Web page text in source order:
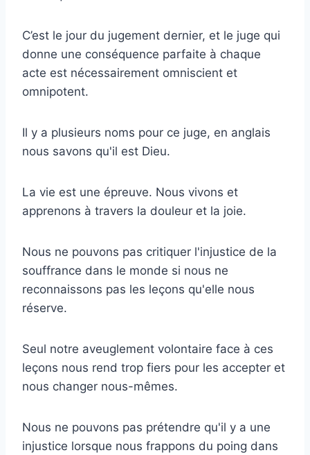
C’est le jour du jugement dernier, et le juge qui
donne une conséquence parfaite à chaque
acte est nécessairement omniscient et
omnipotent.
Il y a plusieurs noms pour ce juge, en anglais
nous savons qu'il est Dieu.
La vie est une épreuve. Nous vivons et
apprenons à travers la douleur et la joie.
Nous ne pouvons pas critiquer l'injustice de la
souffrance dans le monde si nous ne
reconnaissons pas les leçons qu'elle nous
réserve.
Seul notre aveuglement volontaire face à ces
leçons nous rend trop fiers pour les accepter et
nous changer nous-mêmes.
Nous ne pouvons pas prétendre qu'il y a une
injustice lorsque nous frappons du poing dans